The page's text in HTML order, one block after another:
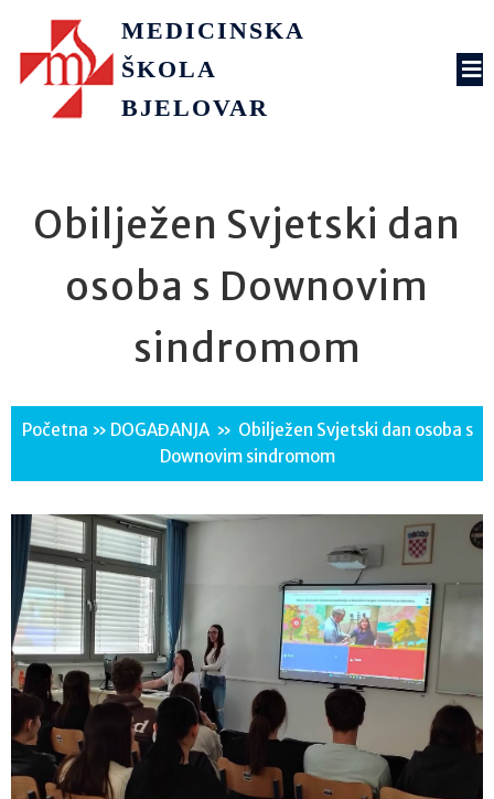
MEDICINSKA
ŠKOLA
BJELOVAR
Obilježen Svjetski dan
osoba s Downovim
sindromom
Početna » DOGAĐANJA » Obilježen Svjetski dan osoba s
Downovim sindromom